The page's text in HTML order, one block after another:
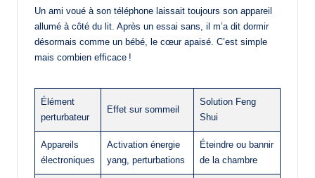
Un ami voué à son téléphone laissait toujours son appareil
allumé à côté du lit. Après un essai sans, il m’a dit dormir
désormais comme un bébé, le cœur apaisé. C’est simple
mais combien efficace !
Élément
perturbateur
Effet sur sommeil
Solution Feng
Shui
Appareils
électroniques
Activation énergie
yang, perturbations
Éteindre ou bannir
de la chambre